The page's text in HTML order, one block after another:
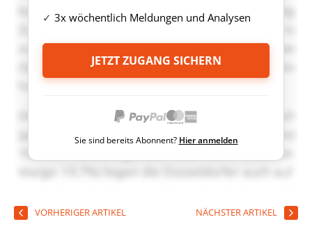
3x wöchentlich Meldungen und Analysen
JETZT ZUGANG SICHERN
Sie sind bereits Abonnent? Hier anmelden
VORHERIGER ARTIKEL NÄCHSTER ARTIKEL